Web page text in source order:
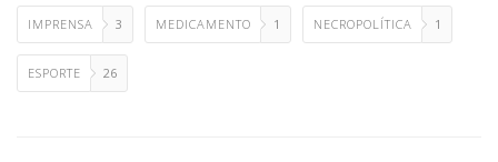
IMPRENSA 3 MEDICAMENTO 1 NECROPOLÍTICA 1
ESPORTE 26